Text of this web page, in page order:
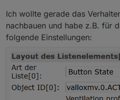
Ich wollte gerade das
nachbauen und habe z.B. für
folgende Einstellungen: